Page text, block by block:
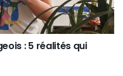
: 5 réalités qui